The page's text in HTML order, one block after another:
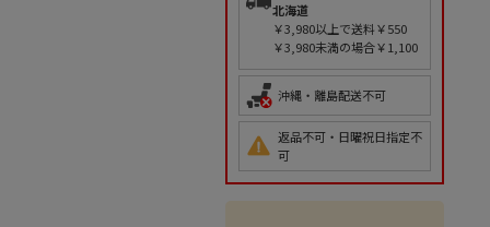
北海道
￥3,980以上で送料￥550
￥3,980未満の場合￥1,100
沖縄・離島配送不可
返品不可・日曜祝日指定不
可